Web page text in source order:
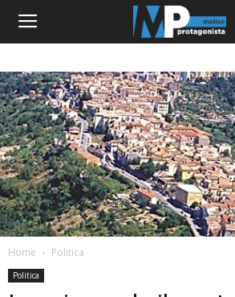
Home Politica
Politica